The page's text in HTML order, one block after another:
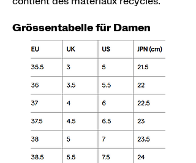
Grössentabelle für Damen